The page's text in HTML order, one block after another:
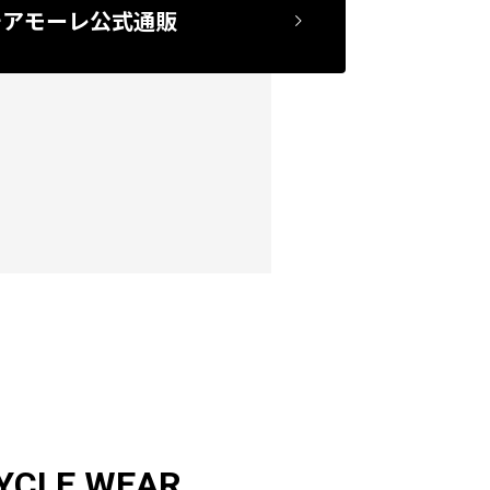
モーレ公式通販